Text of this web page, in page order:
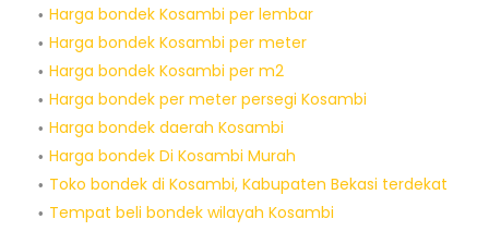
Harga bondek Kosambi per lembar
Harga bondek Kosambi per meter
Harga bondek Kosambi per m2
Harga bondek per meter persegi Kosambi
Harga bondek daerah Kosambi
Harga bondek Di Kosambi Murah
Toko bondek di Kosambi, Kabupaten Bekasi terdekat
Tempat beli bondek wilayah Kosambi